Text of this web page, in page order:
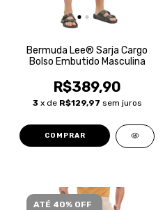
Bermuda Lee® Sarja Cargo
Bolso Embutido Masculina
R$389,90
3 x de R$129,97 sem juros
COMPRAR
ATÉ 40% OFF